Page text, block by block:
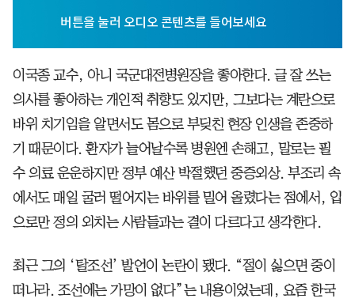
이국종 교수, 아니 국군대전병원장을 좋아한다. 글 잘 쓰는
의사를 좋아하는 개인적 취향도 있지만, 그보다는 계란으로
바위 치기임을 알면서도 몸으로 부딪친 현장 인생을 존중하
기 때문이다. 환자가 늘어날수록 병원엔 손해고, 말로는 필
수 의료 운운하지만 정부 예산 박절했던 중증외상. 부조리 속
에서도 매일 굴러 떨어지는 바위를 밀어 올렸다는 점에서, 입
으로만 정의 외치는 사람들과는 결이 다르다고 생각한다.
최근 그의 ‘탈조선’ 발언이 논란이 됐다. “절이 싫으면 중이
떠나라. 조선에는 가망이 없다”는 내용이었는데, 요즘 한국